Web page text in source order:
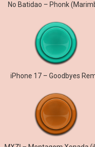
No Batidao – Phonk
iPhone 17 – Goodbyes